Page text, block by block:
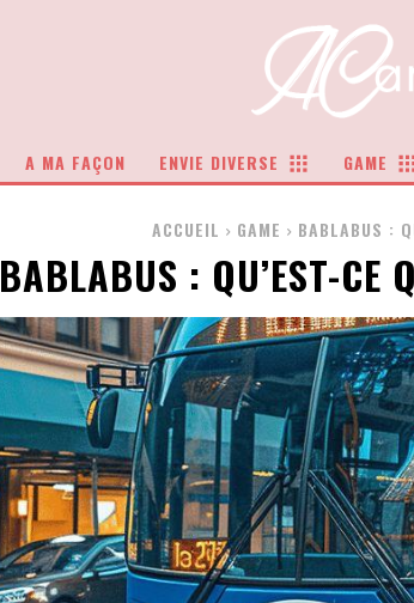
A MA FAÇON ENVIE DIVERSE GAME
ACCUEIL GAME BABLABUS :
BABLABUS : QU’EST-CE